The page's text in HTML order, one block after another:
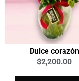
Dulce corazón
$2,200.00